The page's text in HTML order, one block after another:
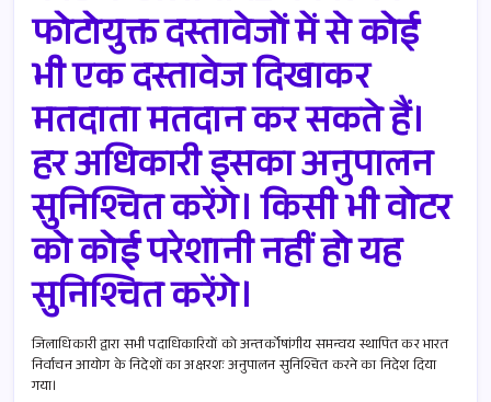
फोटोयुक्त दस्तावेजों में से कोई
भी एक दस्तावेज दिखाकर
मतदाता मतदान कर सकते हैं।
हर अधिकारी इसका अनुपालन
सुनिश्चित करेंगे। किसी भी वोटर
को कोई परेशानी नहीं हो यह
सुनिश्चित करेंगे।
जिलाधिकारी द्वारा सभी पदाधिकारियों को अन्तर्कोषांगीय समन्वय स्थापित कर भारत
निर्वाचन आयोग के निदेशों का अक्षरशः अनुपालन सुनिश्चित करने का निदेश दिया
गया।